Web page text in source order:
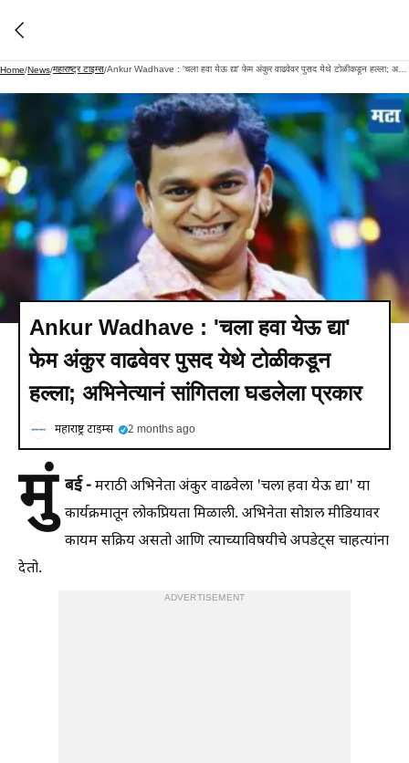
Home/News/महाराष्ट्र टाइम्स/ Ankur Wadhave : 'चला हवा येऊ द्या' फेम अंकुर वाढवेवर पुसद येथे टोळीकडून हल्ला; अभिनेत्यानं सांगितला घडलेला प्रकार
Ankur Wadhave : 'चला हवा येऊ द्या'
फेम अंकुर वाढवेवर पुसद येथे टोळीकडून
हल्ला; अभिनेत्यानं सांगितला घडलेला प्रकार
महाराष्ट्र टाइम्स 2 months ago
मुं बई -मराठी अभिनेता अंकुर वाढवेला 'चला हवा येऊ द्या' या
कार्यक्रमातून लोकप्रियता मिळाली. अभिनेता सोशल मीडियावर
कायम सक्रिय असतो आणि त्याच्याविषयीचे अपडेट्स चाहत्यांना
देतो.
ADVERTISEMENT